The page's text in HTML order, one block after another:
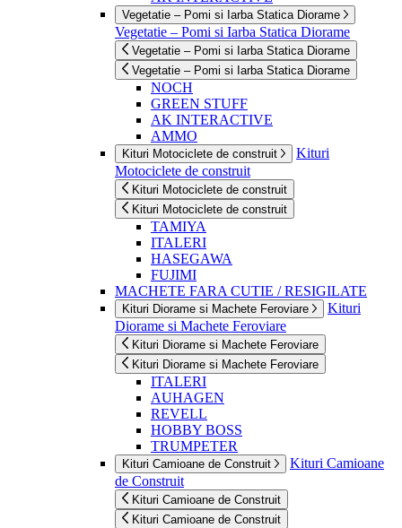
Vegetatie – Pomi si Iarba Statica Diorame
Vegetatie – Pomi si Iarba Statica Diorame
Vegetatie – Pomi si Iarba Statica Diorame
Vegetatie – Pomi si Iarba Statica Diorame
NOCH
GREEN STUFF
AK INTERACTIVE
AMMO
Kituri Motociclete de construit
Kituri
Motociclete de construit
Kituri Motociclete de construit
Kituri Motociclete de construit
TAMIYA
ITALERI
HASEGAWA
FUJIMI
MACHETE FARA CUTIE / RESIGILATE
Kituri Diorame si Machete Feroviare
Kituri
Diorame si Machete Feroviare
Kituri Diorame si Machete Feroviare
Kituri Diorame si Machete Feroviare
ITALERI
AUHAGEN
REVELL
HOBBY BOSS
TRUMPETER
Kituri Camioane de Construit
Kituri Camioane
de Construit
Kituri Camioane de Construit
Kituri Camioane de Construit